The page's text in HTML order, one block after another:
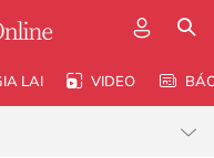
LAI VIDEO